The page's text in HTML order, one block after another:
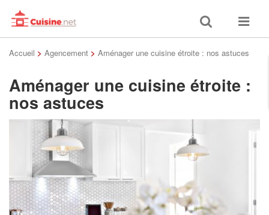
Toggle
search
Toggle
Accueil > Agencement > Aménager une cuisine étroite : nos astuces
Aménager une cuisine étroite :
nos astuces